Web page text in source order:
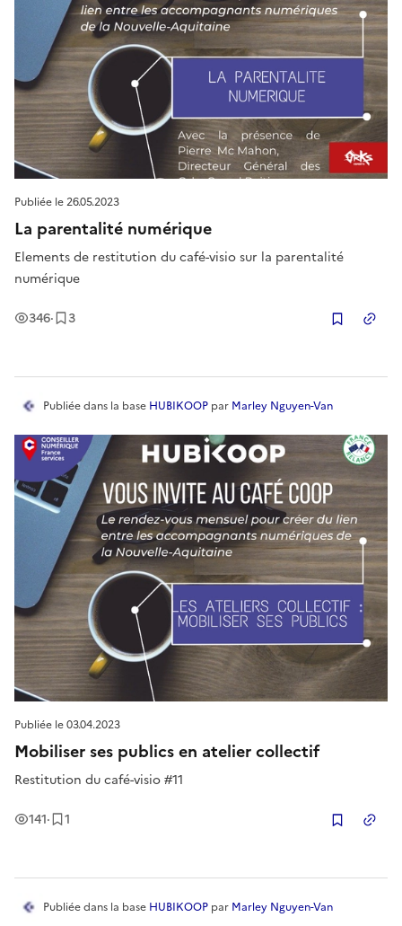
Publiée le26.05.2023
La parentalité numérique
Elements de restitution du café-visio sur la parentalité
numérique
346Vues
· 3Enregistrement
Publiée le03.04.2023
Mobiliser ses publics en atelier collectif
Restitution du café-visio #11
141Vues
· 1
Publiéedans la base HUBIKOOP par Marley Nguyen-Van
Publiéedans la base HUBIKOOP par Marley Nguyen-Van